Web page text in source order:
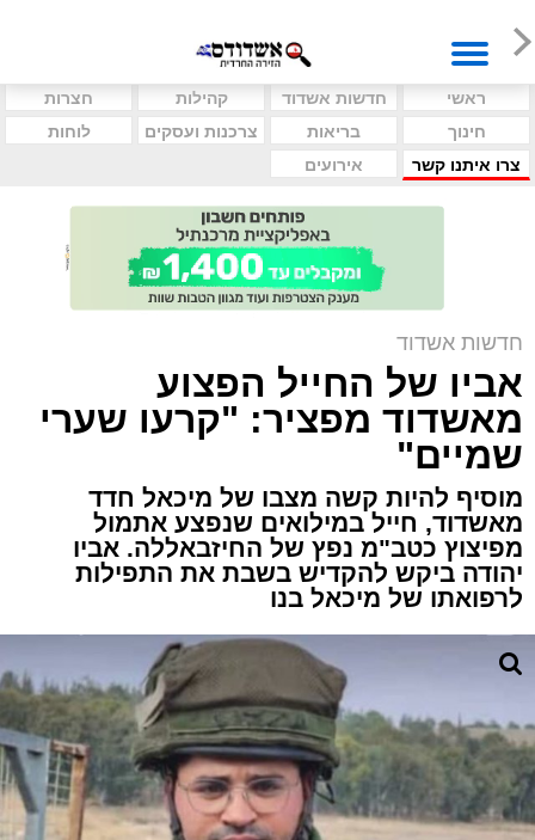
ראשי חדשות אשדוד קהילות
חצרות
חינוך
בריאות צרכנות ועסקים
לוחות
צרו איתנו קשר
אירועים
חדשות אשדוד
אביו של החייל הפצוע
מאשדוד מפציר: "קרעו שערי
שמיים"
מוסיף להיות קשה מצבו של מיכאל חדד
מאשדוד, חייל במילואים שנפצע אתמול
מפיצוץ כטב"מ נפץ של החיזבאללה. אביו
יהודה ביקש להקדיש בשבת את התפילות
לרפואתו של מיכאל בנו